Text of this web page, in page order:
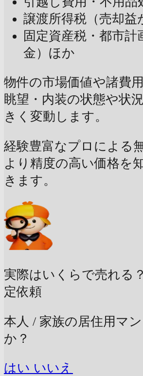
譲渡所得税（売却益
固定資産税・都市計
金）ほか
物件の市場価値や諸費
眺望・内装の状態や状
きく変動します。
経験豊富なプロによる
より精度の高い価格を
きます。
実際はいくらで売れる？
定依頼
本人 / 家族の居住用マ
か？
はい いいえ